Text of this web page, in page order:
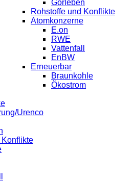
Gorleben
Rohstoffe und Konflikte
Atomkonzerne
E.on
RWE
Vattenfall
EnBW
Erneuerbar
Braunkohle
Ökostrom
Urenco
Konflikte